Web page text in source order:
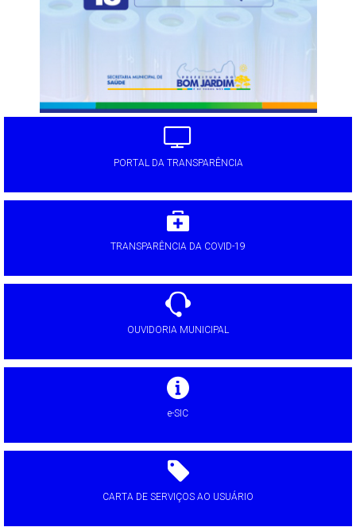
PORTAL DA TRANSPARÊNCIA
TRANSPARÊNCIA DA COVID-19
OUVIDORIA MUNICIPAL
e-SIC
CARTA DE SERVIÇOS AO USUÁRIO